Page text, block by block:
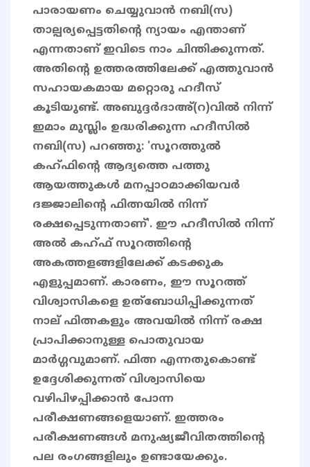
പാരായണം ചെയ്യുവാൻ നബി(സ)
താല്പര്യപ്പെട്ടതിൻ്റെ ന്യായം എന്താണ്
എന്നതാണ് ഇവിടെ നാം ചിന്തിക്കുന്നത്.
അതിൻ്റെ ഉത്തരത്തിലേക്ക് എത്തുവാൻ
സഹായകമായ മറ്റൊരു ഹദീസ്
കൂടിയുണ്ട്. അബുദ്ദർദാഅ്(റ)വിൽ നിന്ന്
ഇമാം മുസ്ലിം ഉദ്ധരിക്കുന്ന ഹദീസിൽ
നബി(സ) പറഞ്ഞു: 'സൂറത്തുൽ
കഹ്ഫിൻ്റെ ആദ്യത്തെ പത്തു
ആയത്തുകൾ മനപ്പാഠമാക്കിയവർ
ദജ്ജാലിൻ്റെ ഫിത്നയിൽ നിന്ന്
രക്ഷപ്പെടുന്നതാണ്'. ഈ ഹദീസിൽ നിന്ന്
അൽ കഹ്ഫ് സൂറത്തിന്റെ
അകത്തളങ്ങളിലേക്ക് കടക്കുക
എളുപ്പമാണ്. കാരണം, ഈ സൂറത്ത്
വിശ്വാസികളെ ഉത്ബോധിപ്പിക്കുന്നത്
നാല് ഫിത്നകളും അവയിൽ നിന്ന് രക്ഷ
പ്രാപിക്കാനുള്ള പൊതുവായ
മാർഗ്ഗവുമാണ്. ഫിത്ന എന്നതുകൊണ്ട്
ഉദ്ദേശിക്കുന്നത് വിശ്വാസിയെ
വഴിപിഴപ്പിക്കാൻ പോന്ന
പരീക്ഷണങ്ങളെയാണ്. ഇത്തരം
പരീക്ഷണങ്ങൾ മനുഷ്യജീവിതത്തിന്റെ
പല രംഗങ്ങളിലും ഉണ്ടായേക്കും.